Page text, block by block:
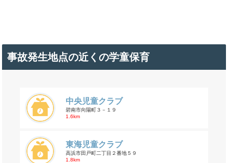
事故発生地点の近くの学童保育
中央児童クラブ
碧南市向陽町３－１９
1.6km
東海児童クラブ
高浜市田戸町二丁目２番地５９
1.8km